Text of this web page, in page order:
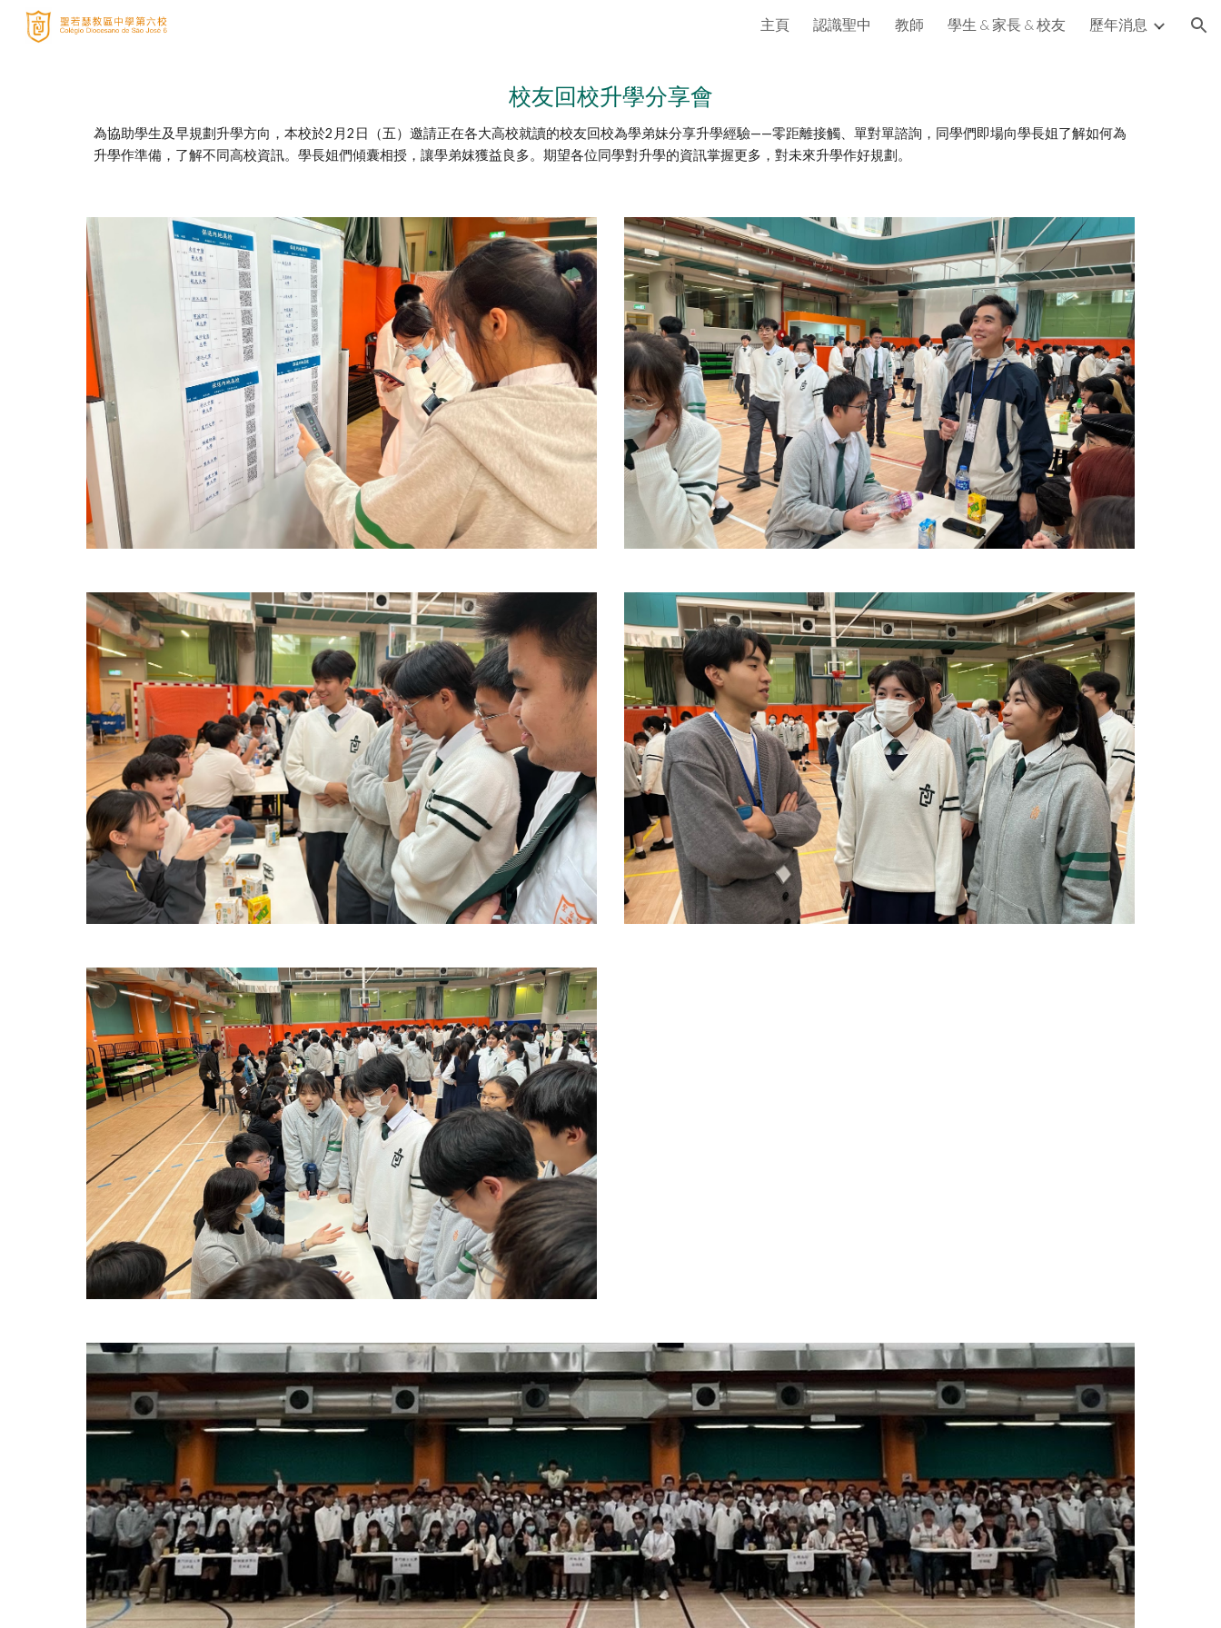
Skip to navigation
主頁 認識聖中 教師 學生 & 家長 & 校友 歷年消息
校友回校升學分享會
為協助學生及早規劃升學方向，本校於2月2日（五）邀請正在各大高校就讀的校友回校為學弟妹分享升學經驗——零距離接觸、單對單諮詢，同學們即場向學長姐了解如何為
升學作準備，了解不同高校資訊。學長姐們傾囊相授，讓學弟妺獲益良多。期望各位同學對升學的資訊掌握更多，對未來升學作好規劃。